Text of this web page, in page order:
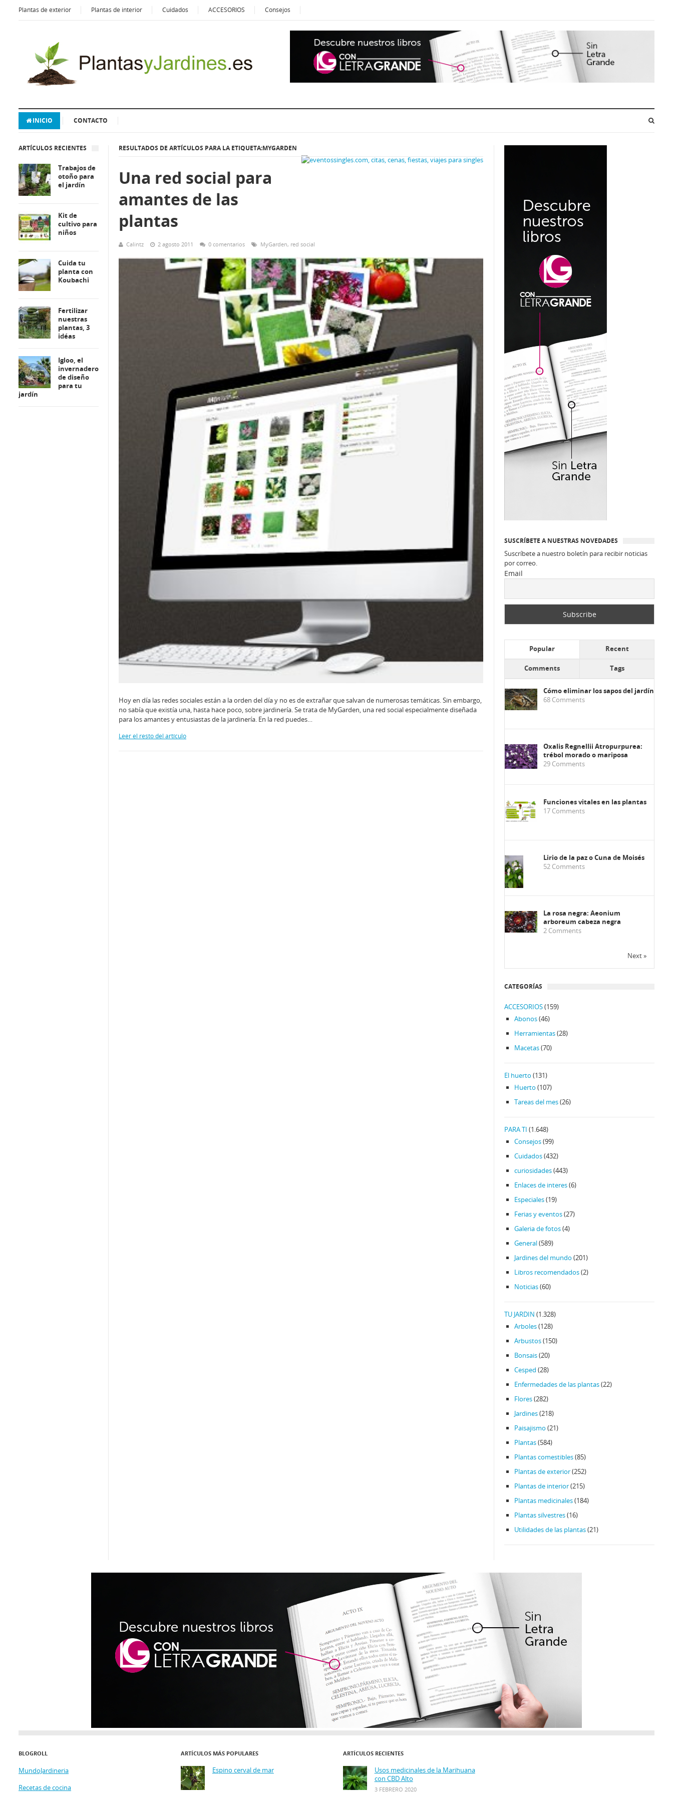
Plantas de exterior Plantas de interior Cuidados ACCESORIOS Consejos
INICIO CONTACTO
RESULTADOS DE ARTÍCULOS PARA LA ETIQUETA:MYGARDEN
Una red social para
amantes de las
plantas
Calintz 2 agosto 2011 0 comentarios MyGarden, red social
Hoy en día las redes sociales están a la orden del día y no es de extrañar que salvan de numerosas temáticas. Sin embargo,
no sabía que existía una, hasta hace poco, sobre jardinería. Se trata de MyGarden, una red social especialmente diseñada
para los amantes y entusiastas de la jardinería. En la red puedes…
Leer el resto del artículo
ARTÍCULOS RECIENTES
Trabajos de
otoño para
el jardín
Kit de
cultivo para
niños
Cuida tu
planta con
Koubachi
Fertilizar
nuestras
plantas, 3
idéas
Igloo, el
invernadero
de diseño
para tu
jardín
SUSCRÍBETE A NUESTRAS NOVEDADES
Suscríbete a nuestro boletín para recibir noticias
por correo.
Email
Popular Recent
Comments Tags
Cómo eliminar los sapos del jardín
68 Comments
Oxalis Regnellii Atropurpurea:
trébol morado o mariposa
29 Comments
Funciones vitales en las plantas
17 Comments
Lirio de la paz o Cuna de Moisés
52 Comments
La rosa negra: Aeonium
arboreum cabeza negra
2 Comments
Next »
CATEGORÍAS
ACCESORIOS(159)
Abonos(46)
Herramientas(28)
Macetas(70)
El huerto (131)
Huerto (107)
Tareas del mes(26)
PARA TI (1.648)
Consejos(99)
Cuidados(432)
curiosidades(443)
Enlaces de interes(6)
Especiales(19)
Ferias y eventos(27)
Galeria de fotos(4)
General(589)
Jardines del mundo (201)
Libros recomendados(2)
Noticias(60)
TU JARDIN (1.328)
Arboles(128)
Arbustos(150)
Bonsais(20)
Cesped (28)
Enfermedades de las plantas(22)
Flores(282)
Jardines(218)
Paisajismo (21)
Plantas(584)
Plantas comestibles(85)
Plantas de exterior(252)
Plantas de interior(215)
Plantas medicinales(184)
Plantas silvestres(16)
Utilidades de las plantas(21)
BLOGROLL
MundoJardineria
Recetas de cocina
ARTÍCULOS MÁS POPULARES
Espino cerval de mar
ARTÍCULOS RECIENTES
Usos medicinales de la Marihuana
con CBD Alto
3 FEBRERO 2020